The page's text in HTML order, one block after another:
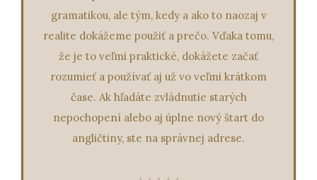
gramatikou, ale tým, kedy a ako to naozaj v
realite dokážeme použiť a prečo. Vďaka tomu,
že je to veľmi praktické, dokážete začať
rozumieť a používať aj už vo veľmi krátkom
čase. Ak hľadáte zvládnutie starých
nepochopení alebo aj úplne nový štart do
angličtiny, ste na správnej adrese.